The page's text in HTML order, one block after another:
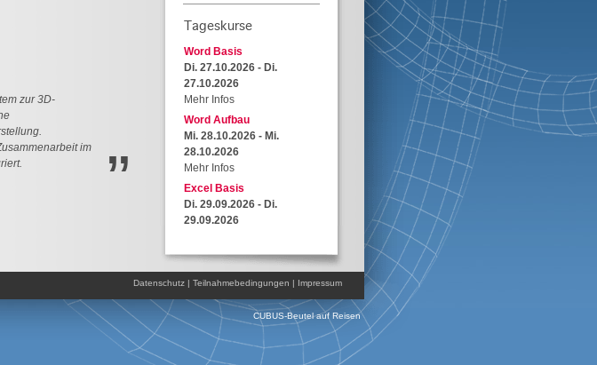
zur 3D-
im
”
Tageskurse
Word Basis
Di. 27.10.2026 - Di.
27.10.2026
Mehr Infos
Word Aufbau
Mi. 28.10.2026 - Mi.
28.10.2026
Mehr Infos
Excel Basis
Di. 29.09.2026 - Di.
29.09.2026
Datenschutz | Teilnahmebedingungen | Impressum
CUBUS-Beutel auf Reisen